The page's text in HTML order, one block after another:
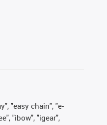
"easy chain", "e-
"ibow", "igear",